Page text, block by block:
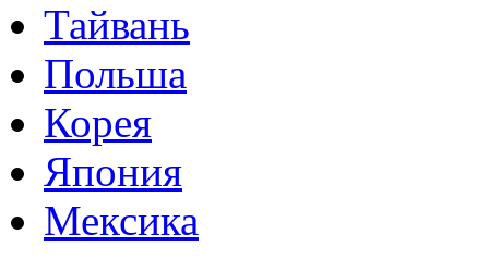
Тайвань
Польша
Корея
Япония
Мексика